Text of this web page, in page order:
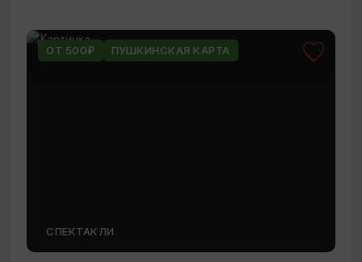
ОТ 500₽ ПУШКИНСКАЯ КАРТА
СПЕКТАКЛИ